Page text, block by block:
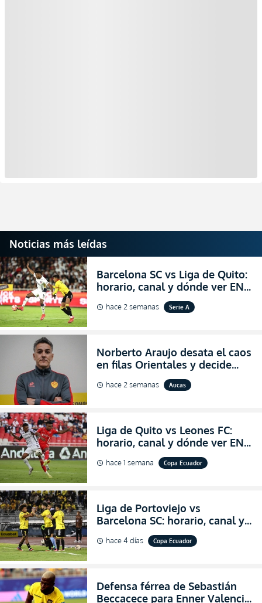
Noticias más leídas
Barcelona SC vs Liga de Quito:
horario, canal y dónde ver EN
VIVO la Fecha 22 de la LigaPro
2026
schedule hace 2 semanas Serie A
Norberto Araujo desata el caos
en filas Orientales y decide
abandonar la dirección técnica
de Aucas
schedule hace 2 semanas Aucas
Liga de Quito vs Leones FC:
horario, canal y dónde ver EN
VIVO los octavos de final de la
Copa Ecuador 2026
schedule hace 1 semana Copa Ecuador
Liga de Portoviejo vs
Barcelona SC: horario, canal y
dónde ver EN VIVO los octavos
de final de la Copa Ecuador
schedule hace 4 días Copa Ecuador
Defensa férrea de Sebastián
Beccacece para Enner Valencia